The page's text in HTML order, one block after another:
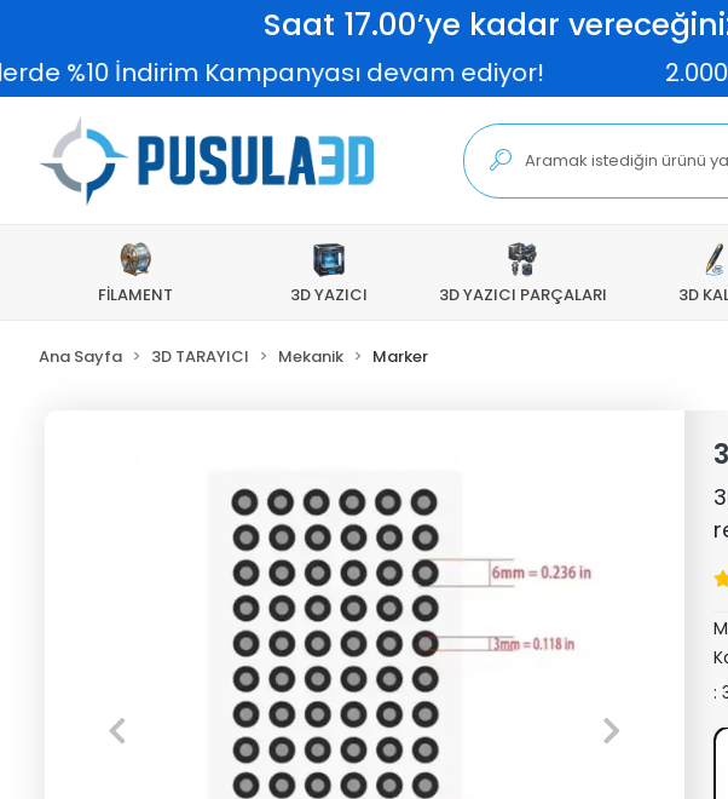
Saat 17.00’ye kadar
İndirim Kampanyası devam ediyor! 2.000
FİLAMENT 3D YAZICI 3D YAZICI PARÇALARI 3D
Ana Sayfa 3D TARAYICI Mekanik Marker
: